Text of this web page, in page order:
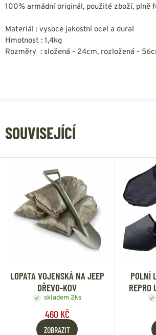
100% armádní originál, použité zboží, plně
Materiál : vysoce jakostní ocel a dural
Hmotnost : 1,4kg
Rozměry : složená - 24cm, rozložená -
SOUVISEJÍCÍ
LOPATA VOJENSKÁ NA JEEP
DŘEVO-KOV
skladem 2ks
460 KČ
ZOBRAZIT
POLNÍ
REPRO